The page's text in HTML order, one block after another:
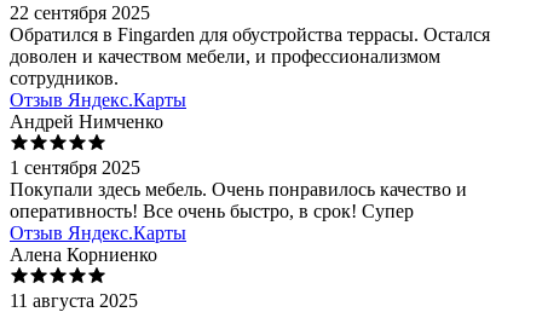
22 сентября 2025
Обратился в Fingarden для обустройства террасы. Остался
доволен и качеством мебели, и профессионализмом
сотрудников.
Отзыв Яндекс.Карты
Андрей Нимченко
1 сентября 2025
Покупали здесь мебель. Очень понравилось качество и
оперативность! Все очень быстро, в срок! Супер
Отзыв Яндекс.Карты
Алена Корниенко
11 августа 2025